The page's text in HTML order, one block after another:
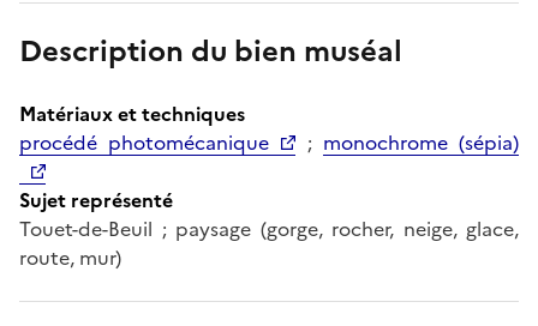
Description du bien muséal
Matériaux et techniques
procédé photomécanique
; monochrome (sépia)
Sujet représenté
Touet-de-Beuil ; paysage (gorge, rocher, neige, glace,
route, mur)